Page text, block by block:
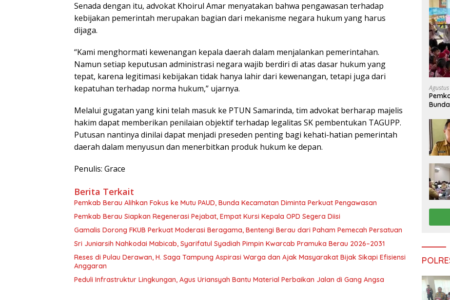
Senada dengan itu, advokat Khoirul Amar menyatakan bahwa pengawasan terhadap
kebijakan pemerintah merupakan bagian dari mekanisme negara hukum yang harus
dijaga.
“Kami menghormati kewenangan kepala daerah dalam menjalankan pemerintahan.
Namun setiap keputusan administrasi negara wajib berdiri di atas dasar hukum yang
tepat, karena legitimasi kebijakan tidak hanya lahir dari kewenangan, tetapi juga dari
kepatuhan terhadap norma hukum,” ujarnya.
Melalui gugatan yang kini telah masuk ke PTUN Samarinda, tim advokat berharap majelis
hakim dapat memberikan penilaian objektif terhadap legalitas SK pembentukan TAGUPP.
Putusan nantinya dinilai dapat menjadi preseden penting bagi kehati-hatian pemerintah
daerah dalam menyusun dan menerbitkan produk hukum ke depan.
Penulis: Grace
Berita Terkait
Pemkab Berau Alihkan Fokus ke Mutu PAUD, Bunda Kecamatan Diminta Perkuat Pengawasan
Pemkab Berau Siapkan Regenerasi Pejabat, Empat Kursi Kepala OPD Segera Diisi
Gamalis Dorong FKUB Perkuat Moderasi Beragama, Bentengi Berau dari Paham Pemecah Persatuan
Sri Juniarsih Nahkodai Mabicab, Syarifatul Syadiah Pimpin Kwarcab Pramuka Berau 2026–2031
Reses di Pulau Derawan, H. Saga Tampung Aspirasi Warga dan Ajak Masyarakat Bijak Sikapi Efisiensi
Anggaran
Peduli Infrastruktur Lingkungan, Agus Uriansyah Bantu Material Perbaikan Jalan di Gang Angsa